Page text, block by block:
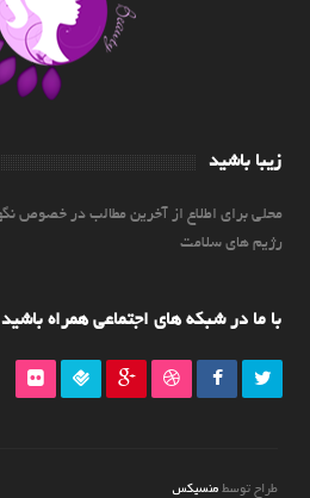
زیبا باشید
محلی برای اطلاع از آخرین مطالب در خصوص
رژیم های سلامت
با ما در شبکه های اجتماعی همراه باشید
طراح توسط منسیکس